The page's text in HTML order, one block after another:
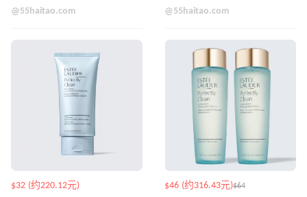
@55haitao.com
@55haitao.com
$32 (约220.12元)
$46 (约316.43元)$64